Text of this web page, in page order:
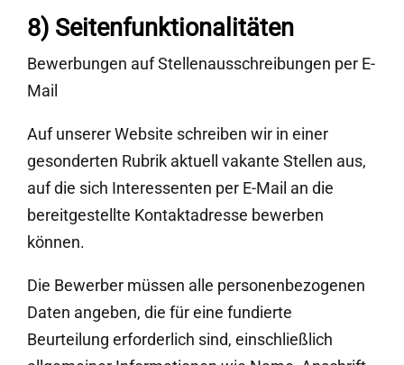
8) Seitenfunktionalitäten
Bewerbungen auf Stellenausschreibungen per E-
Mail
Auf unserer Website schreiben wir in einer
gesonderten Rubrik aktuell vakante Stellen aus,
auf die sich Interessenten per E-Mail an die
bereitgestellte Kontaktadresse bewerben
können.
Die Bewerber müssen alle personenbezogenen
Daten angeben, die für eine fundierte
Beurteilung erforderlich sind, einschließlich